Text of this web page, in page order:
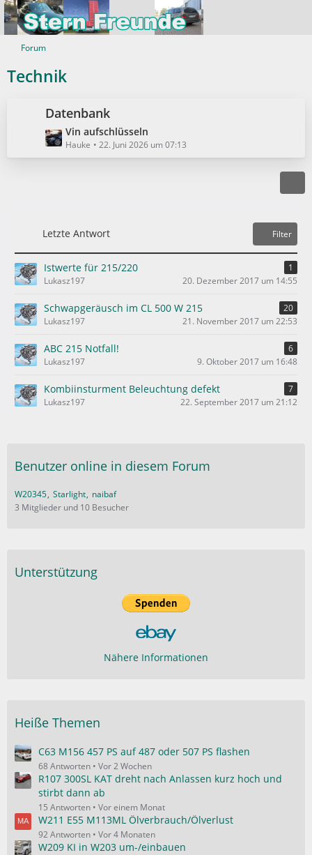
Forum
Technik
Datenbank
L
e
t
e
t
r
ä
e
Vin aufschlüsseln
Hauke 22. Juni 2026 um 07:13
Letzte Antwort Filter
Istwerte für 215/220
1
Lukasz197
20. Dezember 2017 um 14:55
Schwapgeräusch im CL 500 W 215
20
Lukasz197
21. November 2017 um 22:53
ABC 215 Notfall!
6
Lukasz197
9. Oktober 2017 um 16:48
Kombiinsturment Beleuchtung defekt
7
Lukasz197
22. September 2017 um 21:12
Benutzer online in diesem Forum
W20345 Starlight naibaf
3 Mitglieder und 10 Besucher
Unterstützung
Nähere Informationen
Heiße Themen
C63 M156 457 PS auf 487 oder 507 PS flashen
68 Antworten Vor 2 Wochen
R107 300SL KAT dreht nach Anlassen kurz hoch und
stirbt dann ab
15 Antworten Vor einem Monat
W211 E55 M113ML Ölverbrauch/Ölverlust
92 Antworten Vor 4 Monaten
W209 KI in W203 um-/einbauen